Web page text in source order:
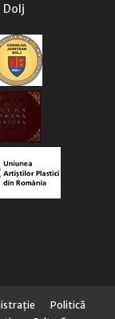
Dolj
Politică